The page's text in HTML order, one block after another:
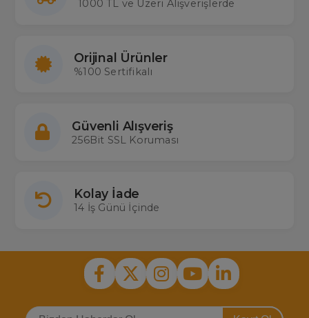
1000 TL ve Üzeri Alışverişlerde
Orijinal Ürünler
%100 Sertifikalı
Güvenli Alışveriş
256Bit SSL Koruması
Kolay İade
14 İş Günü İçinde